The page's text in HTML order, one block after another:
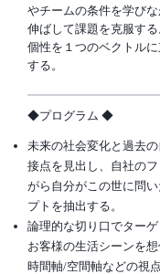
やチームの条件を学び
伸ばして課題を克服す
個性を１つのベクトル
する。
​◆プログラム ◆
未来の社会変化と過去
接点を見出し、自社の
がら自分がこの世に問
プトを抽出する。
論理的な切り口でターゲ
お客様の生活シーンを
時間軸/空間軸などの視